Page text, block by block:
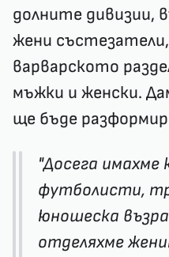
долните дивизии,
жени
варварското
мъжки и женски.
ще бъде
"Досега имахме
футболисти,
юношеска
отделяхме